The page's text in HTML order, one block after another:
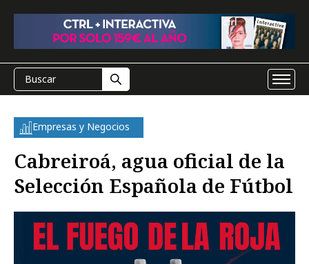
Empresas y Negocios
Cabreiroá, agua oficial de la
Selección Española de Fútbol